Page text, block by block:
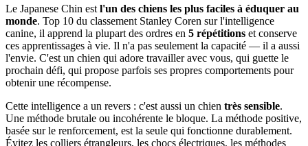
Le Japanese Chin est l'un des chiens les plus faciles à éduquer au
monde. Top 10 du classement Stanley Coren sur l'intelligence
canine, il apprend la plupart des ordres en 5 répétitions et conserve
ces apprentissages à vie. Il n'a pas seulement la capacité — il a aussi
l'envie. C'est un chien qui adore travailler avec vous, qui guette le
prochain défi, qui propose parfois ses propres comportements pour
obtenir une récompense.
Cette intelligence a un revers : c'est aussi un chien très sensible.
Une méthode brutale ou incohérente le bloque. La méthode positive,
basée sur le renforcement, est la seule qui fonctionne durablement.
Évitez les colliers étrangleurs, les chocs électriques, les méthodes